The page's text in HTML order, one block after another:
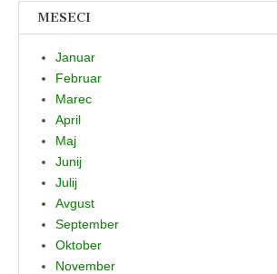
MESECI
Januar
Februar
Marec
April
Maj
Junij
Julij
Avgust
September
Oktober
November